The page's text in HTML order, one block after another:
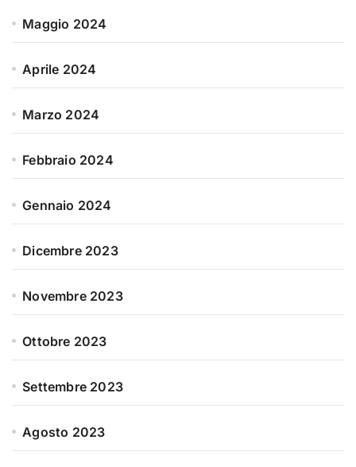
Maggio 2024
Aprile 2024
Marzo 2024
Febbraio 2024
Gennaio 2024
Dicembre 2023
Novembre 2023
Ottobre 2023
Settembre 2023
Agosto 2023